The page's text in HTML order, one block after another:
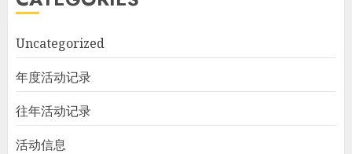
Uncategorized
年度活动记录
往年活动记录
活动信息